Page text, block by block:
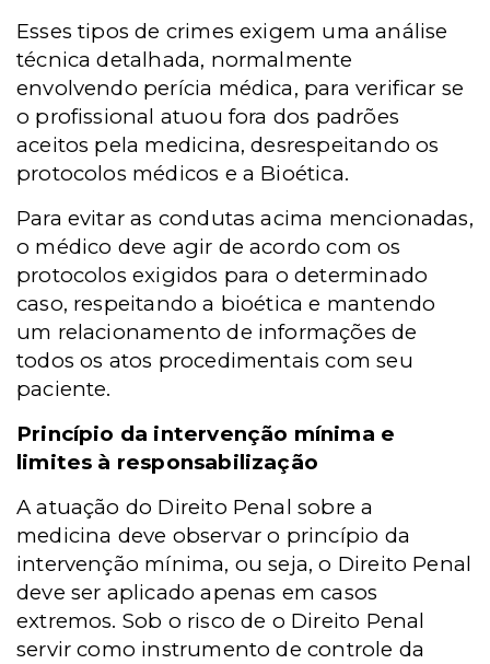
Esses tipos de crimes exigem uma análise
técnica detalhada, normalmente
envolvendo perícia médica, para verificar se
o profissional atuou fora dos padrões
aceitos pela medicina, desrespeitando os
protocolos médicos e a Bioética.
Para evitar as condutas acima mencionadas,
o médico deve agir de acordo com os
protocolos exigidos para o determinado
caso, respeitando a bioética e mantendo
um relacionamento de informações de
todos os atos procedimentais com seu
paciente.
Princípio da intervenção mínima e
limites à responsabilização
A atuação do Direito Penal sobre a
medicina deve observar o princípio da
intervenção mínima, ou seja, o Direito Penal
deve ser aplicado apenas em casos
extremos. Sob o risco de o Direito Penal
servir como instrumento de controle da